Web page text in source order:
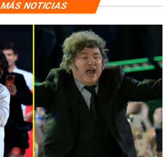
MÁS NOTICIAS